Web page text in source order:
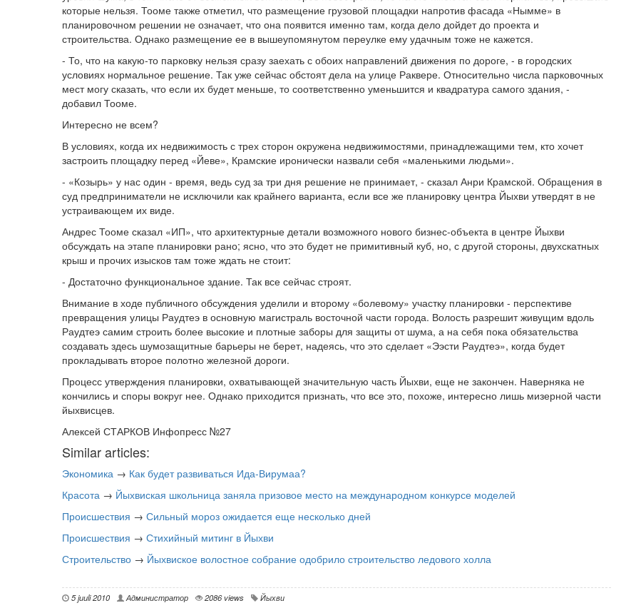
которые нельзя. Тооме также отметил, что размещение грузовой площадки напротив фасада «Нымме» в
планировочном решении не означает, что она появится именно там, когда дело дойдет до проекта и
строительства. Однако размещение ее в вышеупомянутом переулке ему удачным тоже не кажется.
- То, что на какую-то парковку нельзя сразу заехать с обоих направлений движения по дороге, - в городских
условиях нормальное решение. Так уже сейчас обстоят дела на улице Раквере. Относительно числа парковочных
мест могу сказать, что если их будет меньше, то соответственно уменьшится и квадратура самого здания, -
добавил Тооме.
Интересно не всем?
В условиях, когда их недвижимость с трех сторон окружена недвижимостями, принадлежащими тем, кто хочет
застроить площадку перед «Йеве», Крамские иронически назвали себя «маленькими людьми».
- «Козырь» у нас один - время, ведь суд за три дня решение не принимает, - сказал Анри Крамской. Обращения в
суд предприниматели не исключили как крайнего варианта, если все же планировку центра Йыхви утвердят в не
устраивающем их виде.
Андрес Тооме сказал «ИП», что архитектурные детали возможного нового бизнес-объекта в центре Йыхви
обсуждать на этапе планировки рано; ясно, что это будет не примитивный куб, но, с другой стороны, двухскатных
крыш и прочих изысков там тоже ждать не стоит:
- Достаточно функциональное здание. Так все сейчас строят.
Внимание в ходе публичного обсуждения уделили и второму «болевому» участку планировки - перспективе
превращения улицы Раудтеэ в основную магистраль восточной части города. Волость разрешит живущим вдоль
Раудтеэ самим строить более высокие и плотные заборы для защиты от шума, а на себя пока обязательства
создавать здесь шумозащитные барьеры не берет, надеясь, что это сделает «Ээсти Раудтеэ», когда будет
прокладывать второе полотно железной дороги.
Процесс утверждения планировки, охватывающей значительную часть Йыхви, еще не закончен. Наверняка не
кончились и споры вокруг нее. Однако приходится признать, что все это, похоже, интересно лишь мизерной части
йыхвисцев.
Алексей СТАРКОВ Инфопресс №27
Similar articles:
Экономика → Как будет развиваться Ида-Вирумаа?
Красота → Йыхвиская школьница заняла призовое место на международном конкурсе моделей
Происшествия → Сильный мороз ожидается еще несколько дней
Происшествия → Стихийный митинг в Йыхви
Строительство → Йыхвиское волостное собрание одобрило строительство ледового холла
5 juuli 2010 Администратор 2086 views Йыхви